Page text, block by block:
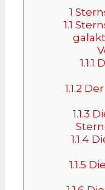
1
1.1
1.1.1
1.1.2
1.1.3
1.1.4
1.1.5